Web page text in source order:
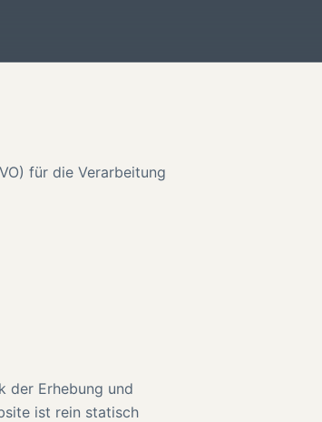
für die Verarbeitung
der Erhebung und
ist rein statisch